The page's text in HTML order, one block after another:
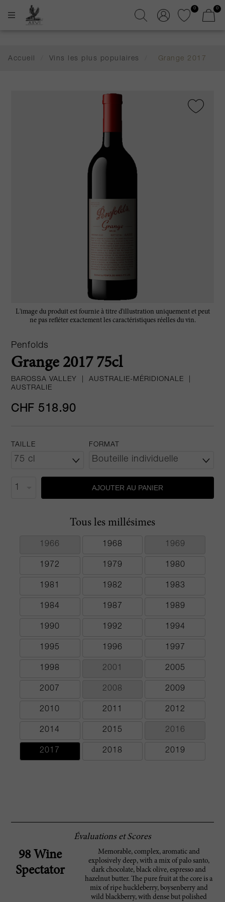
0 0
Accueil Vins les plus populaires Grange 2017
L'image du produit est fournie à titre d'illustration uniquement et peut
ne pas refléter exactement les caractéristiques réelles du vin.
Penfolds
Grange 2017 75cl
BAROSSA VALLEY AUSTRALIE-MÉRIDIONALE
AUSTRALIE
CHF 518.90
TAILLE FORMAT
AJOUTER AU PANIER
Tous les millésimes
1966 1968 1969
1972 1979 1980
1981 1982 1983
1984 1987 1989
1990 1992 1994
1995 1996 1997
1998 2001 2005
2007 2008 2009
2010 2011 2012
2014 2015 2016
2017 2018 2019
Évaluations et Scores
98 Wine
Spectator
Memorable, complex, aromatic and
explosively deep, with a mix of palo santo,
dark chocolate, black olive, espresso and
hazelnut butter. The pure fruit at the core is a
mix of ripe huckleberry, boysenberry and
wild blackberry, with dense but polished